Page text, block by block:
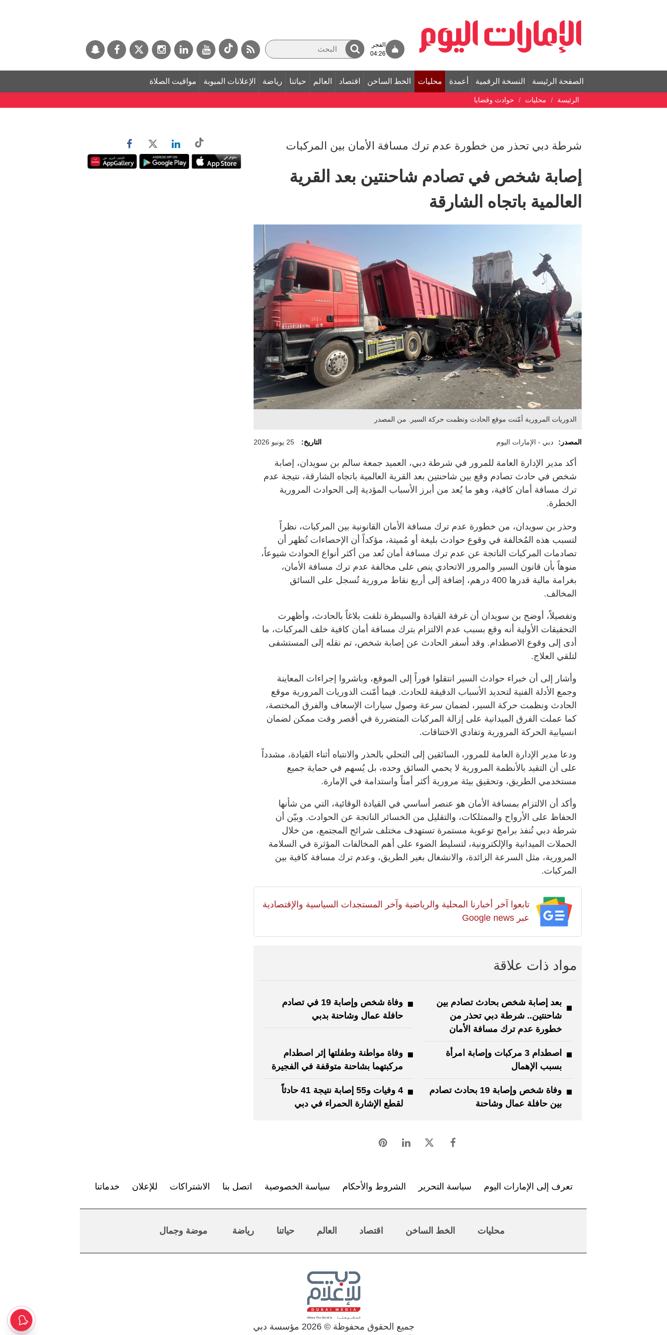
الفجر
04:26
الصفحة الرئيسة النسخة الرقمية أعمدة محليات الخط الساخن اقتصاد العالم حياتنا رياضة الإعلانات المبوبة مواقيت الصلاة
الرئيسة محليات حوادث وقضايا
شرطة دبي تحذر من خطورة عدم ترك مسافة الأمان بين المركبات
إصابة شخص في تصادم شاحنتين بعد القرية
العالمية باتجاه الشارقة
الدوريات المرورية أمّنت موقع الحادث ونظمت حركة السير. من المصدر
المصدر: دبي - الإمارات اليوم التاريخ: 25 يونيو 2026
أكد مدير الإدارة العامة للمرور في شرطة دبي، العميد جمعة سالم بن سويدان، إصابة
شخص في حادث تصادم وقع بين شاحنتين بعد القرية العالمية باتجاه الشارقة، نتيجة عدم
ترك مسافة أمان كافية، وهو ما يُعد من أبرز الأسباب المؤدية إلى الحوادث المرورية
الخطرة.
وحذر بن سويدان، من خطورة عدم ترك مسافة الأمان القانونية بين المركبات، نظراً
لتسبب هذه المُخالفة في وقوع حوادث بليغة أو مُميتة، مؤكداً أن الإحصاءات تُظهر أن
تصادمات المركبات الناتجة عن عدم ترك مسافة أمان تُعد من أكثر أنواع الحوادث شيوعاً،
منوهاً بأن قانون السير والمرور الاتحادي ينص على مخالفة عدم ترك مسافة الأمان،
بغرامة مالية قدرها 400 درهم، إضافة إلى أربع نقاط مرورية تُسجل على السائق
المخالف.
وتفصيلاً، أوضح بن سويدان أن غرفة القيادة والسيطرة تلقت بلاغاً بالحادث، وأظهرت
التحقيقات الأولية أنه وقع بسبب عدم الالتزام بترك مسافة أمان كافية خلف المركبات، ما
أدى إلى وقوع الاصطدام. وقد أسفر الحادث عن إصابة شخص، تم نقله إلى المستشفى
لتلقي العلاج.
وأشار إلى أن خبراء حوادث السير انتقلوا فوراً إلى الموقع، وباشروا إجراءات المعاينة
وجمع الأدلة الفنية لتحديد الأسباب الدقيقة للحادث. فيما أمّنت الدوريات المرورية موقع
الحادث ونظمت حركة السير، لضمان سرعة وصول سيارات الإسعاف والفرق المختصة،
كما عملت الفرق الميدانية على إزالة المركبات المتضررة في أقصر وقت ممكن لضمان
انسيابية الحركة المرورية وتفادي الاختناقات.
ودعا مدير الإدارة العامة للمرور، السائقين إلى التحلي بالحذر والانتباه أثناء القيادة، مشدداً
على أن التقيد بالأنظمة المرورية لا يحمي السائق وحده، بل يُسهم في حماية جميع
مستخدمي الطريق، وتحقيق بيئة مرورية أكثر أمناً واستدامة في الإمارة.
وأكد أن الالتزام بمسافة الأمان هو عنصر أساسي في القيادة الوقائية، التي من شأنها
الحفاظ على الأرواح والممتلكات، والتقليل من الخسائر الناتجة عن الحوادث. وبيّن أن
شرطة دبي تُنفذ برامج توعوية مستمرة تستهدف مختلف شرائح المجتمع، من خلال
الحملات الميدانية والإلكترونية، لتسليط الضوء على أهم المخالفات المؤثرة في السلامة
المرورية، مثل السرعة الزائدة، والانشغال بغير الطريق، وعدم ترك مسافة كافية بين
المركبات.
تابعوا آخر أخبارنا المحلية والرياضية وآخر المستجدات السياسية والإقتصادية
عبر Google news
مواد ذات علاقة
بعد إصابة شخص بحادث تصادم بين
شاحنتين.. شرطة دبي تحذر من
خطورة عدم ترك مسافة الأمان
وفاة شخص وإصابة 19 في تصادم
حافلة عمال وشاحنة بدبي
اصطدام 3 مركبات وإصابة امرأة
بسبب الإهمال
وفاة مواطنة وطفلتها إثر اصطدام
مركبتهما بشاحنة متوقفة في الفجيرة
وفاة شخص وإصابة 19 بحادث تصادم
بين حافلة عمال وشاحنة
4 وفيات و55 إصابة نتيجة 41 حادثاً
لقطع الإشارة الحمراء في دبي
تعرف إلى الإمارات اليوم سياسة التحرير الشروط والأحكام سياسة الخصوصية اتصل بنا الاشتراكات للإعلان خدماتنا
محليات الخط الساخن اقتصاد العالم حياتنا رياضة موضة وجمال
جميع الحقوق محفوظة © 2026 مؤسسة دبي